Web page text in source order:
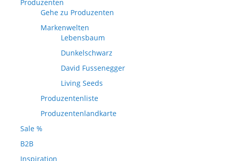
Produzenten
Gehe zu Produzenten
Markenwelten
Lebensbaum
Dunkelschwarz
David Fussenegger
Living Seeds
Produzentenliste
Produzentenlandkarte
Sale %
B2B
Inspiration